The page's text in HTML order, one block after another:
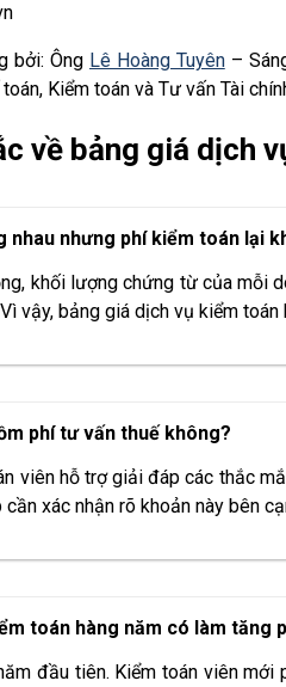
bởi: Ông Lê Hoàng Tuyên–
Kiểm toán và Tư vấn Tài
về bảng giá dịch
nhau nhưng phí kiểm toán lại
khối lượng chứng từ của mỗi
vậy, bảng giá dịch vụ kiểm
phí tư vấn thuế không?
viên hỗ trợ giải đáp các thắc
cần xác nhận rõ khoản này bên
toán hàng năm có làm tăng
đầu tiên. Kiểm toán viên